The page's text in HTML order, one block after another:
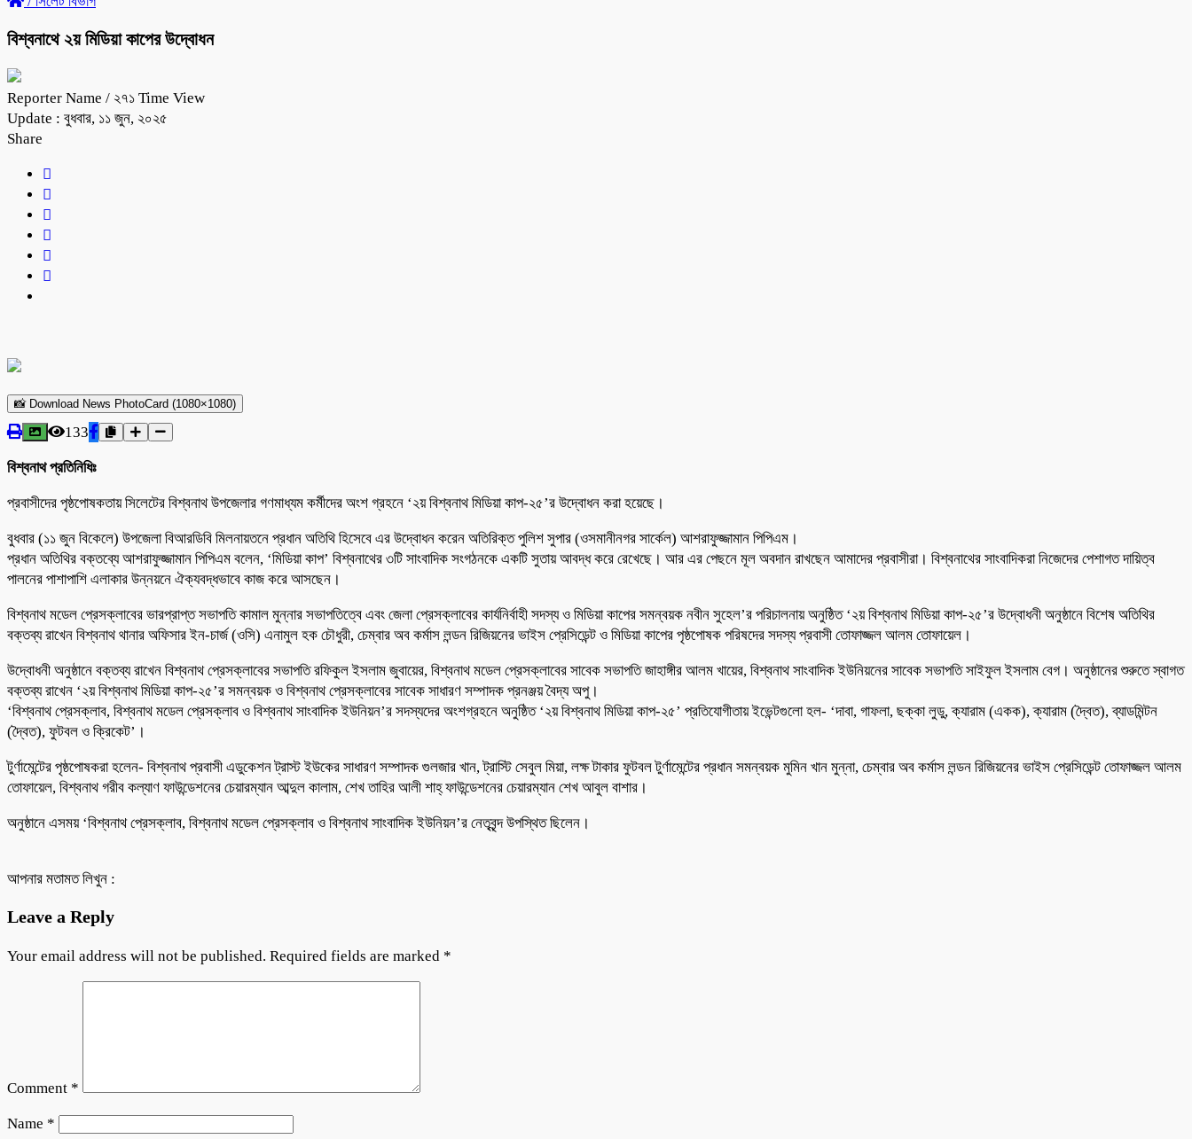
বিশ্বনাথে ২য় মিডিয়া কাপের উদ্বোধন
Reporter Name / ২৭১ Time View
Update : বুধবার, ১১ জুন, ২০২৫
Share
📸 Download News PhotoCard (1080×1080)
133
বিশ্বনাথ প্রতিনিধিঃ
প্রবাসীদের পৃষ্ঠপোষকতায় সিলেটের বিশ্বনাথ উপজেলার গণমাধ্যম কর্মীদের অংশ গ্রহনে ‘২য় বিশ্বনাথ মিডিয়া কাপ-২৫’র উদ্বোধন করা হয়েছে।
বুধবার (১১ জুন বিকেলে) উপজেলা বিআরডিবি মিলনায়তনে প্রধান অতিথি হিসেবে এর উদ্বোধন করেন অতিরিক্ত পুলিশ সুপার (ওসমানীনগর সার্কেল) আশরাফুজ্জামান পিপিএম।
প্রধান অতিথির বক্তব্যে আশরাফুজ্জামান পিপিএম বলেন, ‘মিডিয়া কাপ’ বিশ্বনাথের ৩টি সাংবাদিক সংগঠনকে একটি সুতায় আবদ্ধ করে রেখেছে। আর এর পেছনে মূল অবদান রাখছেন আমাদের প্রবাসীরা। বিশ্বনাথের সাংবাদিকরা নিজেদের পেশাগত দায়িত্ব
পালনের পাশাপাশি এলাকার উন্নয়নে ঐক্যবদ্ধভাবে কাজ করে আসছেন।
বিশ্বনাথ মডেল প্রেসক্লাবের ভারপ্রাপ্ত সভাপতি কামাল মুন্নার সভাপতিত্বে এবং জেলা প্রেসক্লাবের কার্যনির্বাহী সদস্য ও মিডিয়া কাপের সমন্বয়ক নবীন সুহেল’র পরিচালনায় অনুষ্ঠিত ‘২য় বিশ্বনাথ মিডিয়া কাপ-২৫’র উদ্বোধনী অনুষ্ঠানে বিশেষ অতিথির
বক্তব্য রাখেন বিশ্বনাথ থানার অফিসার ইন-চার্জ (ওসি) এনামুল হক চৌধুরী, চেম্বার অব কর্মাস লন্ডন রিজিয়নের ভাইস প্রেসিডেন্ট ও মিডিয়া কাপের পৃষ্ঠপোষক পরিষদের সদস্য প্রবাসী তোফাজ্জল আলম তোফায়েল।
উদ্বোধনী অনুষ্ঠানে বক্তব্য রাখেন বিশ্বনাথ প্রেসক্লাবের সভাপতি রফিকুল ইসলাম জুবায়ের, বিশ্বনাথ মডেল প্রেসক্লাবের সাবেক সভাপতি জাহাঙ্গীর আলম খায়ের, বিশ্বনাথ সাংবাদিক ইউনিয়নের সাবেক সভাপতি সাইফুল ইসলাম বেগ। অনুষ্ঠানের শুরুতে স্বাগত
বক্তব্য রাখেন ‘২য় বিশ্বনাথ মিডিয়া কাপ-২৫’র সমন্বয়ক ও বিশ্বনাথ প্রেসক্লাবের সাবেক সাধারণ সম্পাদক প্রনঞ্জয় বৈদ্য অপু।
‘বিশ্বনাথ প্রেসক্লাব, বিশ্বনাথ মডেল প্রেসক্লাব ও বিশ্বনাথ সাংবাদিক ইউনিয়ন’র সদস্যদের অংশগ্রহনে অনুষ্ঠিত ‘২য় বিশ্বনাথ মিডিয়া কাপ-২৫’ প্রতিযোগীতায় ইভেন্টগুলো হল- ‘দাবা, গাফলা, ছক্কা লুডু, ক্যারাম (একক), ক্যারাম (দ্বৈত), ব্যাডমিন্টন
(দ্বৈত), ফুটবল ও ক্রিকেট’।
টুর্ণামেন্টের পৃষ্ঠপোষকরা হলেন- বিশ্বনাথ প্রবাসী এডুকেশন ট্রাস্ট ইউকের সাধারণ সম্পাদক গুলজার খান, ট্রাস্টি সেবুল মিয়া, লক্ষ টাকার ফুটবল টুর্ণামেন্টের প্রধান সমন্বয়ক মুমিন খান মুন্না, চেম্বার অব কর্মাস লন্ডন রিজিয়নের ভাইস প্রেসিডেন্ট তোফাজ্জল আলম
তোফায়েল, বিশ্বনাথ গরীব কল্যাণ ফাউন্ডেশনের চেয়ারম্যান আব্দুল কালাম, শেখ তাহির আলী শাহ্ ফাউন্ডেশনের চেয়ারম্যান শেখ আবুল বাশার।
অনুষ্ঠানে এসময় ‘বিশ্বনাথ প্রেসক্লাব, বিশ্বনাথ মডেল প্রেসক্লাব ও বিশ্বনাথ সাংবাদিক ইউনিয়ন’র নেতৃবৃন্দ উপস্থিত ছিলেন।
আপনার মতামত লিখুন :
Leave a Reply
Your email address will not be published. Required fields are marked *
Comment *
Name *